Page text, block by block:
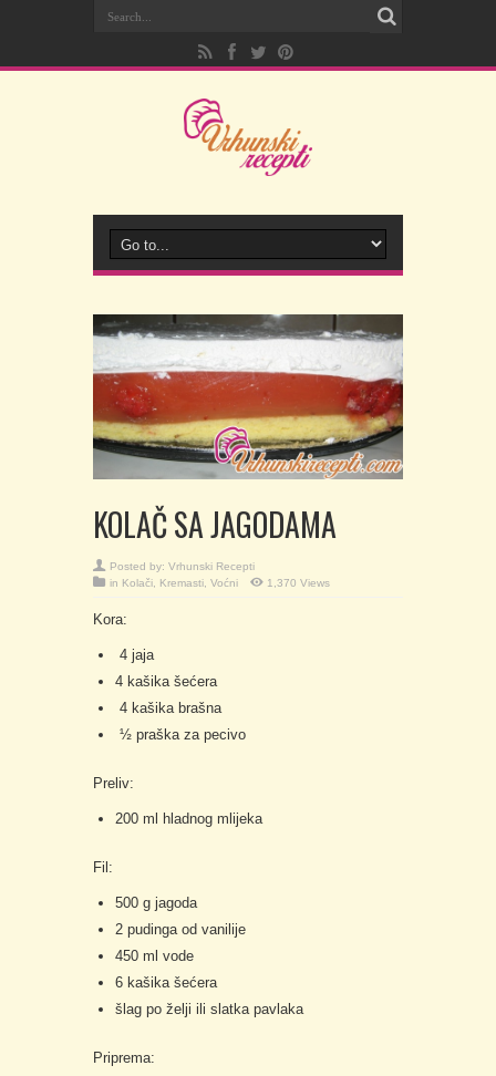
KOLAČ SA JAGODAMA
Posted by: Vrhunski Recepti
in Kolači Kremasti Voćni 1,370 Views
Kora:
4 jaja
4 kašika šećera
4 kašika brašna
½ praška za pecivo
Preliv:
200 ml hladnog mlijeka
Fil:
500 g jagoda
2 pudinga od vanilije
450 ml vode
6 kašika šećera
šlag po želji ili slatka pavlaka
Priprema: